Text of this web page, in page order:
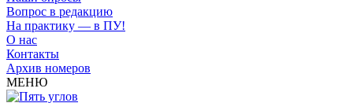
Вопрос в редакцию
На практику — в ПУ!
О нас
Контакты
Архив номеров
МЕНЮ